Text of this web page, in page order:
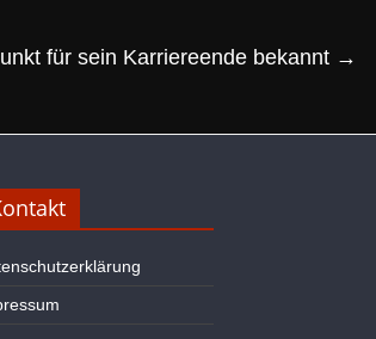
für sein Karriereende bekannt →